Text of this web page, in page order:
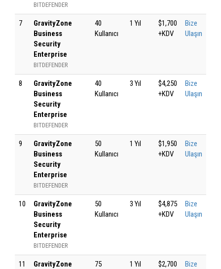
BITDEFENDER
7
GravityZone
Business
Security
Enterprise
BITDEFENDER
40
Kullanıcı
1 Yıl
$1,700
+KDV
Bize
Ulaşın
8
GravityZone
Business
Security
Enterprise
BITDEFENDER
40
Kullanıcı
3 Yıl
$4,250
+KDV
Bize
Ulaşın
9
GravityZone
Business
Security
Enterprise
BITDEFENDER
50
Kullanıcı
1 Yıl
$1,950
+KDV
Bize
Ulaşın
10
GravityZone
Business
Security
Enterprise
BITDEFENDER
50
Kullanıcı
3 Yıl
$4,875
+KDV
Bize
Ulaşın
11
GravityZone
75
1 Yıl
$2,700
Bize